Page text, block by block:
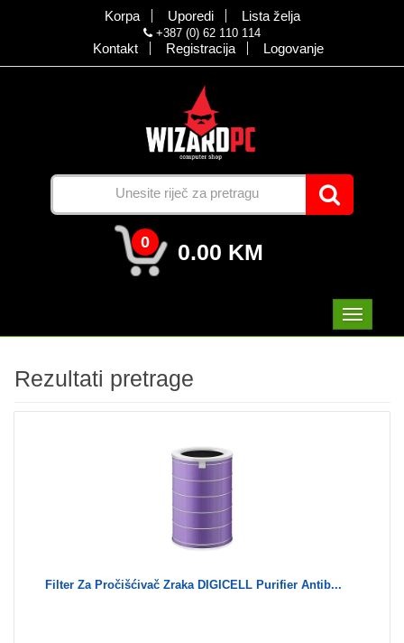
Korpa Uporedi Lista želja
+387 (0) 62 110 114
Kontakt Registracija Logovanje
0 0.00 KM
Rezultati pretrage
Filter Za Pročišćivač Zraka DIGICELL Purifier Antib...